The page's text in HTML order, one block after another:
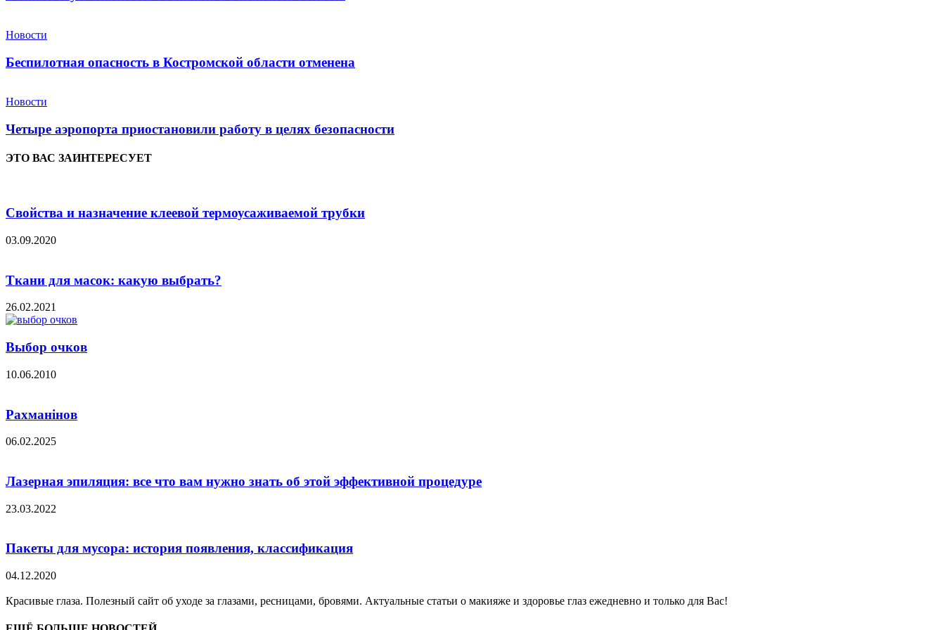
Новости
Беспилотная опасность в Костромской области отменена
Новости
Четыре аэропорта приостановили работу в целях безопасности
ЭТО ВАС ЗАИНТЕРЕСУЕТ
Свойства и назначение клеевой термоусаживаемой трубки
03.09.2020
Ткани для масок: какую выбрать?
26.02.2021
Выбор очков
10.06.2010
Рахманінов
06.02.2025
Лазерная эпиляция: все что вам нужно знать об этой эффективной процедуре
23.03.2022
Пакеты для мусора: история появления, классификация
04.12.2020
Красивые глаза. Полезный сайт об уходе за глазами, ресницами, бровями. Актуальные статьи о макияже и здоровье глаз ежедневно и только для Вас!